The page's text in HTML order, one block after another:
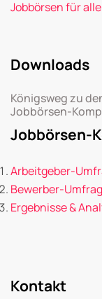
Jobbörsen für
Downloads
Königsweg zu
Jobbörsen-
Jobbörsen-
Arbeitgeber-
Bewerber-
Ergebnisse &
Kontakt